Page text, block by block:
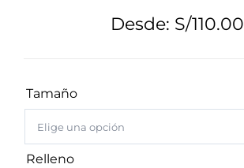
Desde: S/110.00
Tamaño
Relleno